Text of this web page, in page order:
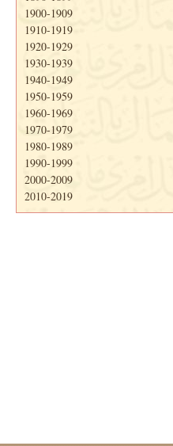
1900-1909
1910-1919
1920-1929
1930-1939
1940-1949
1950-1959
1960-1969
1970-1979
1980-1989
1990-1999
2000-2009
2010-2019